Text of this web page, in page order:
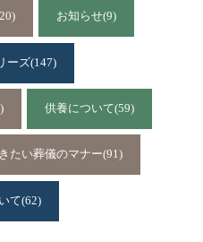
お知らせ(9)
ーズ(147)
供養について(59)
たい葬儀のマナー(91)
て(62)